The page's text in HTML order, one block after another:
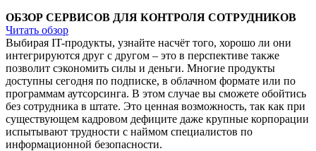
ОБЗОР СЕРВИСОВ ДЛЯ КОНТРОЛЯ СОТРУДНИКОВ
Читать обзор
Выбирая IT-продукты, узнайте насчёт того, хорошо ли они
интегрируются друг с другом – это в перспективе также
позволит сэкономить силы и деньги. Многие продукты
доступны сегодня по подписке, в облачном формате или по
программам аутсорсинга. В этом случае вы сможете обойтись
без сотрудника в штате. Это ценная возможность, так как при
существующем кадровом дефиците даже крупные корпорации
испытывают трудности с наймом специалистов по
информационной безопасности.